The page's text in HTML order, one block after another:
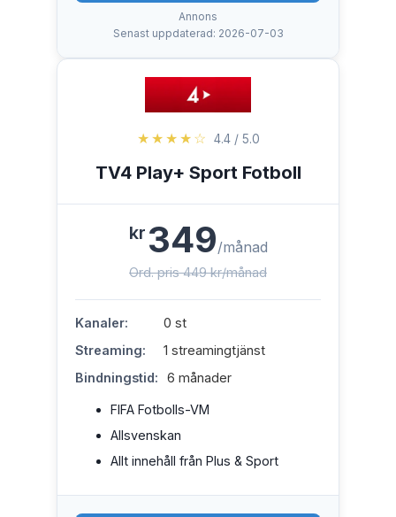
Annons
Senast uppdaterad: 2026-07-03
★★★★☆ 4.4 / 5.0
TV4 Play+ Sport Fotboll
kr 349/månad
Ord. pris 449 kr/månad
Kanaler:
0 st
Streaming:
1 streamingtjänst
Bindningstid:
6 månader
FIFA Fotbolls-VM
Allsvenskan
Allt innehåll från Plus & Sport